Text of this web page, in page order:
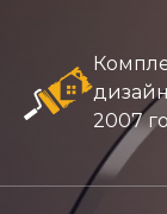
2007